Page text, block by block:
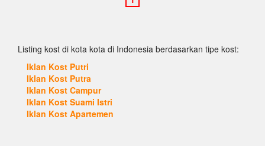
Listing kost di kota kota di Indonesia berdasarkan tipe kost:
Iklan Kost Putri
Iklan Kost Putra
Iklan Kost Campur
Iklan Kost Suami Istri
Iklan Kost Apartemen